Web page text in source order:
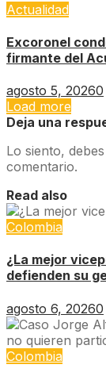
Actualidad
Excoronel
firmante del
agosto 5, 20260
Load more
Deja una
Lo siento,
comentario.
Read also
Colombia
¿La mejor
defienden su
agosto 6, 20260
Colombia